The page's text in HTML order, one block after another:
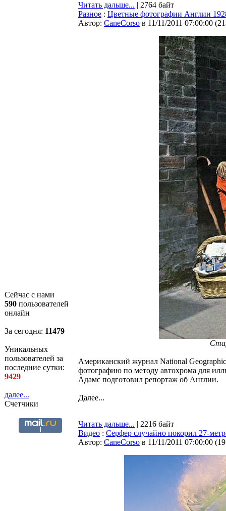
Сейчас с нами
590 пользователей
онлайн
За сегодня: 11480
Уникальных
пользователей за
последние сутки:
9429
далее...
Счетчики
Читать дальше... | 2764 байт
Разное : Цветные фотографии Англии
Автор: CaneCorso в 11/11/2011 07:00:00 (
Американский журнал National
фотографию по методу автохрома для
Адамс подготовил репортаж об Англии.
Далее...
Читать дальше... | 2216 байт
Видео : Cерфер случайно покорил 27-
Автор: CaneCorso в 11/11/2011 07:00:00 (